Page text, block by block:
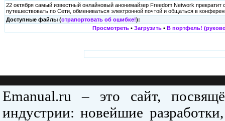
22 октября самый известный онлайновый анонимайзер Freedom Network
путешествовать по Сети, обмениваться электронной почтой и общаться в
Доступные файлы (отрапортовать об ошибке!):
Просмотреть • Загрузить • В портфель!
Emanual.ru – это сайт,
индустрии: новейшие